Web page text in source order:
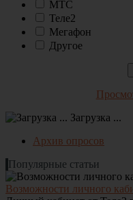
МТС
Теле2
Мегафон
Другое
Загрузка ...
Архив опросов
Популярные статьи
Возможности личного